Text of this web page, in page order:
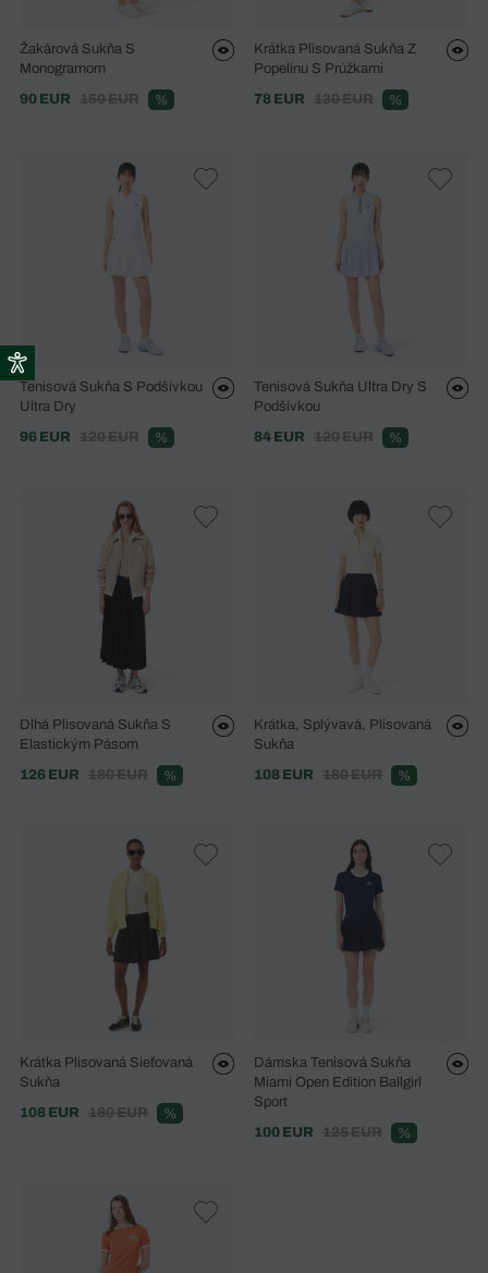
Žakárová Sukňa S
Monogramom
90 EUR
150 EUR %
Krátka Plisovaná Sukňa Z
Popelínu S Prúžkami
78 EUR
130 EUR %
Tenisová Sukňa S Podšívkou
Ultra Dry
96 EUR
120 EUR %
Tenisová Sukňa Ultra Dry S
Podšívkou
84 EUR
120 EUR %
Dlhá Plisovaná Sukňa S
Elastickým Pásom
126 EUR
180 EUR %
Krátka, Splývavá, Plisovaná
Sukňa
108 EUR
180 EUR %
Krátka Plisovaná Sieťovaná
Sukňa
108 EUR
180 EUR %
Dámska Tenisová Sukňa
Miami Open Edition Ballgirl
Sport
100 EUR
125 EUR %